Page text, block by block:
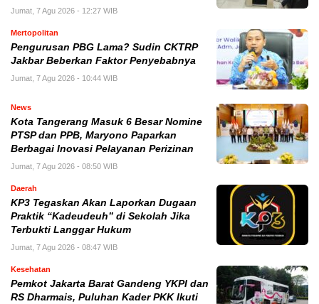
Jumat, 7 Agu 2026 - 12:27 WIB
Mertopolitan
Pengurusan PBG Lama? Sudin CKTRP
Jakbar Beberkan Faktor Penyebabnya
Jumat, 7 Agu 2026 - 10:44 WIB
News
Kota Tangerang Masuk 6 Besar Nomine
PTSP dan PPB, Maryono Paparkan
Berbagai Inovasi Pelayanan Perizinan
Jumat, 7 Agu 2026 - 08:50 WIB
Daerah
KP3 Tegaskan Akan Laporkan Dugaan
Praktik “Kadeudeuh” di Sekolah Jika
Terbukti Langgar Hukum
Jumat, 7 Agu 2026 - 08:47 WIB
Kesehatan
Pemkot Jakarta Barat Gandeng YKPI dan
RS Dharmais, Puluhan Kader PKK Ikuti